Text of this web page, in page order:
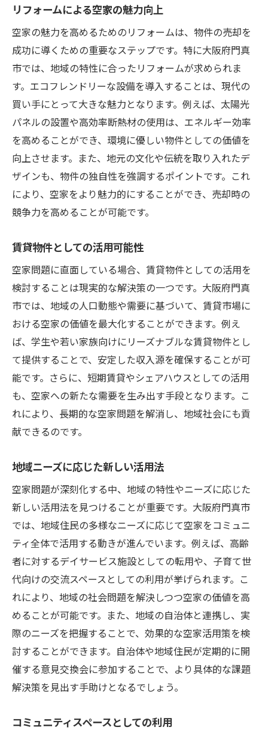
リフォームによる空家の魅力向上
空家の魅力を高めるためのリフォームは、物件の売却を
成功に導くための重要なステップです。特に大阪府門真
市では、地域の特性に合ったリフォームが求められま
す。エコフレンドリーな設備を導入することは、現代の
買い手にとって大きな魅力となります。例えば、太陽光
パネルの設置や高効率断熱材の使用は、エネルギー効率
を高めることができ、環境に優しい物件としての価値を
向上させます。また、地元の文化や伝統を取り入れたデ
ザインも、物件の独自性を強調するポイントです。これ
により、空家をより魅力的にすることができ、売却時の
競争力を高めることが可能です。
賃貸物件としての活用可能性
空家問題に直面している場合、賃貸物件としての活用を
検討することは現実的な解決策の一つです。大阪府門真
市では、地域の人口動態や需要に基づいて、賃貸市場に
おける空家の価値を最大化することができます。例え
ば、学生や若い家族向けにリーズナブルな賃貸物件とし
て提供することで、安定した収入源を確保することが可
能です。さらに、短期賃貸やシェアハウスとしての活用
も、空家への新たな需要を生み出す手段となります。こ
れにより、長期的な空家問題を解消し、地域社会にも貢
献できるのです。
地域ニーズに応じた新しい活用法
空家問題が深刻化する中、地域の特性やニーズに応じた
新しい活用法を見つけることが重要です。大阪府門真市
では、地域住民の多様なニーズに応じて空家をコミュニ
ティ全体で活用する動きが進んでいます。例えば、高齢
者に対するデイサービス施設としての転用や、子育て世
代向けの交流スペースとしての利用が挙げられます。こ
れにより、地域の社会問題を解決しつつ空家の価値を高
めることが可能です。また、地域の自治体と連携し、実
際のニーズを把握することで、効果的な空家活用策を検
討することができます。自治体や地域住民が定期的に開
催する意見交換会に参加することで、より具体的な課題
解決策を見出す手助けとなるでしょう。
コミュニティスペースとしての利用